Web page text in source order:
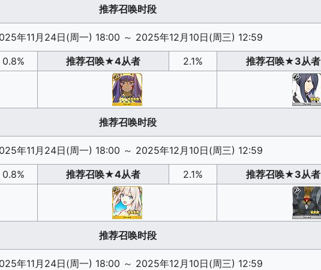
推荐召唤时段
年11月24日(周一) 18:00 ～ 2025年12月10日(周三) 12:59
0.8% 推荐召唤★4从者 2.1% 推荐召唤★3从者
推荐召唤时段
年11月24日(周一) 18:00 ～ 2025年12月10日(周三) 12:59
0.8% 推荐召唤★4从者 2.1% 推荐召唤★3从者
推荐召唤时段
年11月24日(周一) 18:00 ～ 2025年12月10日(周三) 12:59